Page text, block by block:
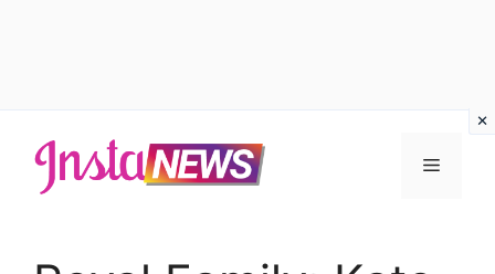
contenuto
Menu